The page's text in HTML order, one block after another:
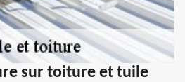
sur toiture et tuile